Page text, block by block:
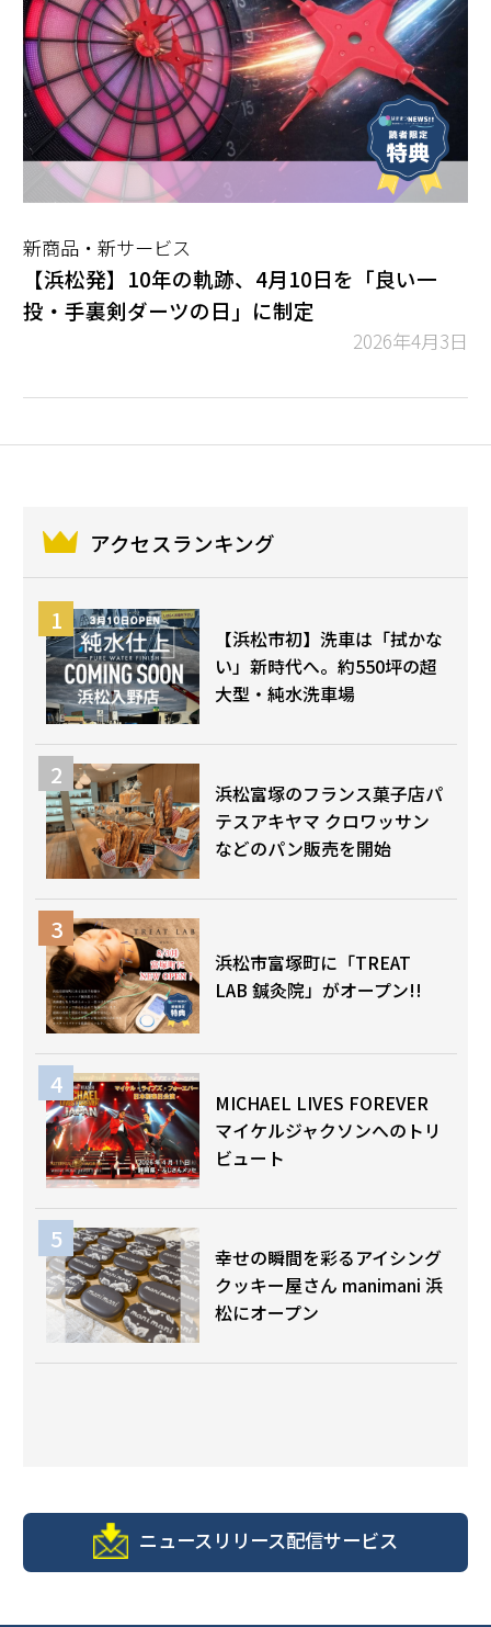
新商品・新サービス
【浜松発】10年の軌跡、4月10日を「良い一
投・手裏剣ダーツの日」に制定
2026年4月3日
アクセスランキング
【浜松市初】洗車は「拭かな
い」新時代へ。約550坪の超
大型・純水洗車場
浜松富塚のフランス菓子店パ
テスアキヤマ クロワッサン
などのパン販売を開始
浜松市富塚町に「TREAT
LAB 鍼灸院」がオープン!!
MICHAEL LIVES FOREVER
マイケルジャクソンへのトリ
ビュート
幸せの瞬間を彩るアイシング
クッキー屋さん manimani 浜
松にオープン
ニュースリリース配信サービス